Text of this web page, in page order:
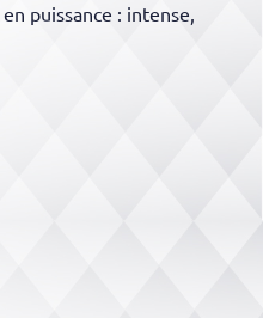
puissance : intense,